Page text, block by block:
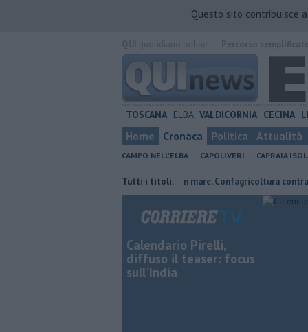
Questo sito contribuisce
TOSCANA ELBA VALDICORNIA CECINA
Home Cronaca Politica Attualità
CAMPO NELL'ELBA CAPOLIVERI CAPRAIA
Tutti i titoli:
Parco eolico in mare, Confagricoltura contraria
Calendario Pirelli,
diffuso il teaser: focus
sull'India